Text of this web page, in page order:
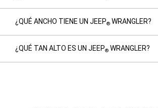
¿QUÉ ANCHO TIENE UN JEEP® WRANGLER?
¿QUÉ TAN ALTO ES UN JEEP® WRANGLER?